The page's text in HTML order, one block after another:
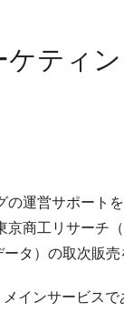
ティ
運営サポート
商工リサーチ
タ）の取次販売
インサービス